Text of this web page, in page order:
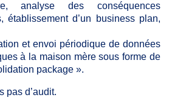
analyse des conséquences
établissement d’un business plan,
et envoi périodique de données
à la maison mère sous forme de
package ».
pas d’audit.